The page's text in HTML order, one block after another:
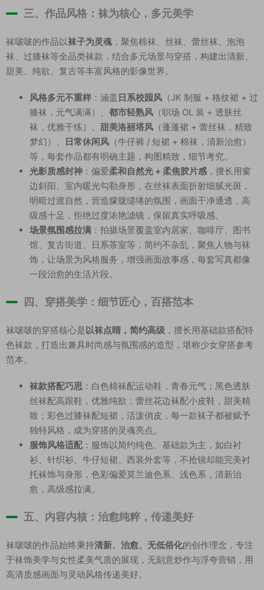
三、作品风格：袜为核心，多元美学
袜啵啵的作品以袜子为灵魂 ，聚焦棉袜、丝袜、蕾丝袜、泡泡
袜、过膝袜等全品类袜款，结合多元场景与穿搭，构建出清新、
甜美、纯欲、复古等丰富风格的影像世界。
风格多元不重样 ：涵盖日系校园风 （JK 制服 + 格纹裙 + 过
膝袜，元气满满）、 都市轻熟风 （职场 OL 装 + 透肤丝
袜，优雅干练）、 甜美洛丽塔风 （蓬蓬裙 + 蕾丝袜，精致
梦幻）、
日常休闲风 （牛仔裤 / 短裙 + 棉袜，清新治愈）
等，每套作品都有明确主题，构图精致，细节考究。
光影质感封神 ：偏爱柔和自然光 + 柔焦胶片感 ，擅长用窗
边斜阳、室内暖光勾勒身形，在丝袜表面折射细腻光斑，
明暗过渡自然，营造朦胧缱绻的氛围，画面干净通透，高
级感十足，拒绝过度浓艳滤镜，保留真实呼吸感。
场景氛围感拉满 ：拍摄场景覆盖室内居家、咖啡厅、图书
馆、复古街道、日系茶室等，简约不杂乱，聚焦人物与袜
饰，让场景为风格服务，增强画面故事感，每套写真都像
一段治愈的生活片段。
四、穿搭美学：细节匠心，百搭范本
袜啵啵的穿搭核心是以袜点睛，简约高级 ，擅长用基础款搭配特
色袜款，打造出兼具时尚感与氛围感的造型，堪称少女穿搭参考
范本。
袜款搭配巧思 ：白色棉袜配运动鞋，青春元气；黑色透肤
丝袜配高跟鞋，优雅纯欲；蕾丝花边袜配小皮鞋，甜美精
致；彩色过膝袜配短裙，活泼俏皮，每一款袜子都被赋予
独特风格，成为穿搭的灵魂亮点。
服饰风格适配：服饰以简约纯色、基础款为主，如白衬
衫、针织衫、牛仔短裙、西装外套等，不抢镜却能完美衬
托袜饰与身形，色彩偏爱莫兰迪色系、浅色系，清新治
愈，高级感拉满。
五、内容内核：治愈纯粹，传递美好
袜啵啵的作品始终秉持清新、治愈、无低俗化的创作理念，专注
于袜饰美学与女性柔美气质的展现，无刻意炒作与浮夸营销，用
高清质感画面与灵动风格传递美好。